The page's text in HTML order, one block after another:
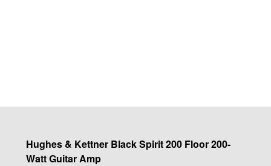
Hughes & Kettner Black Spirit 200 Floor 200-
Watt Guitar Amp